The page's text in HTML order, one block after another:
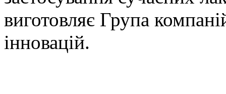
виготовляє Група
інновацій.